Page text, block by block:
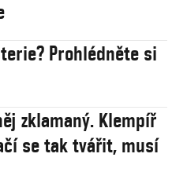
si
zklamaný. Klempíř
se tak tvářit, musí